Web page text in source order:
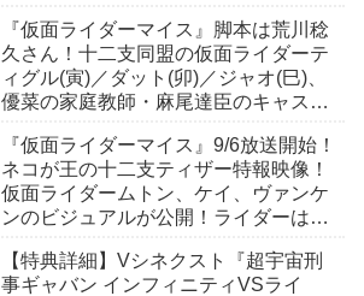
も！
『仮面ライダーマイス』脚本は荒川稔
久さん！十二支同盟の仮面ライダーテ
ィグル(寅)／ダット(卯)／ジャオ(巳)、
優菜の家庭教師・麻尾達臣のキャスト
んも変身！
『仮面ライダーマイス』9/6放送開始！
ネコが王の十二支ティザー特報映像！
仮面ライダームトン、ケイ、ヴァンケ
ンのビジュアルが公開！ライダーは子
【特典詳細】Vシネクスト『超宇宙刑
事ギャバン インフィニティVSライ